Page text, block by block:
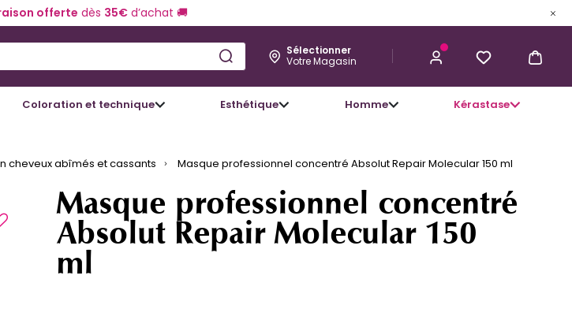
offerte dès 35€d’achat 🚚
Sélectionner
Votre Magasin
Coloration et technique Esthétique Homme Kérastase
J’ACHÈTE
cheveux abîmés et cassants Masque professionnel concentré Absolut Repair Molecular 150 ml
Masque professionnel concentré
Absolut Repair Molecular 150
ml